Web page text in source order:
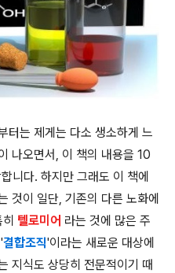
터는 제게는 다소 생소하게 느
나오면서, 이 책의 내용을 10
니다. 하지만 그래도 이 책에
것이 일단, 기존의 다른 노화에
텔로미어 라는 것에 많은 주
결합조직'이라는 새로운 대상에
지식도 상당히 전문적이기 때